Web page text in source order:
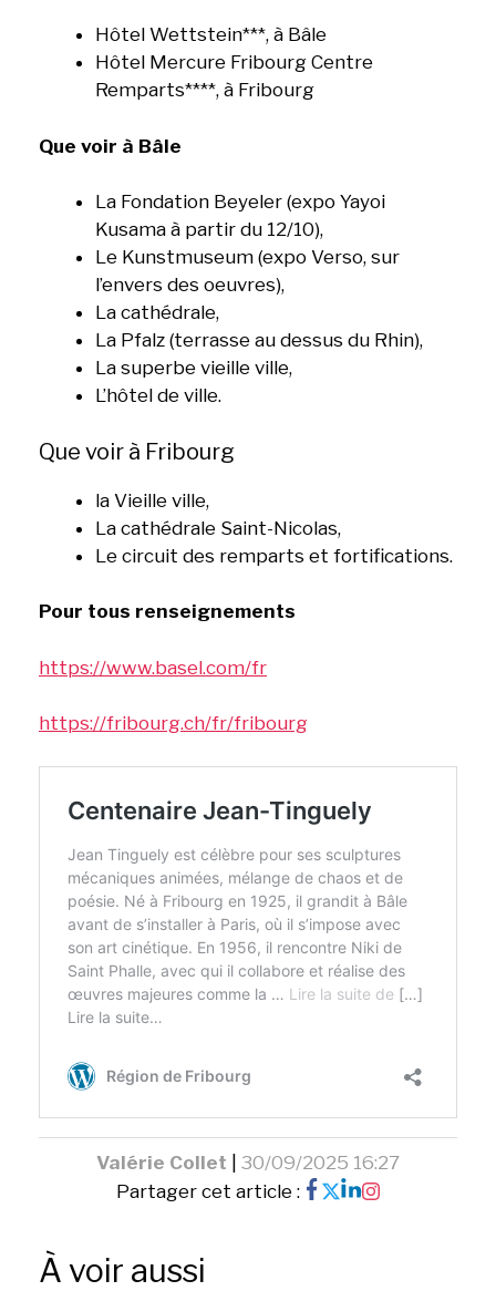
Hôtel Wettstein***, à Bâle
Hôtel Mercure Fribourg Centre
Remparts****, à Fribourg
Que voir à Bâle
La Fondation Beyeler (expo Yayoi
Kusama à partir du 12/10),
Le Kunstmuseum (expo Verso, sur
l’envers des oeuvres),
La cathédrale,
La Pfalz (terrasse au dessus du Rhin),
La superbe vieille ville,
L’hôtel de ville.
Que voir à Fribourg
la Vieille ville,
La cathédrale Saint-Nicolas,
Le circuit des remparts et fortifications.
Pour tous renseignements
https://www.basel.com/fr
https://fribourg.ch/fr/fribourg
Valérie Collet
30/09/2025 16:27
Partager cet article :
À voir aussi